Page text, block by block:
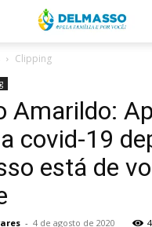
Clipping
Amarildo:
covid-19
está de
- 4 de agosto de 2020